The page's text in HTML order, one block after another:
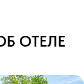
ОТЕЛЕ